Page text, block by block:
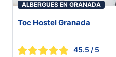
ALBERGUES EN GRANADA
Toc Hostel Granada
45.5 / 5